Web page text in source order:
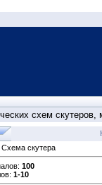
схем
Cхема скутера
: 100
: 1-10